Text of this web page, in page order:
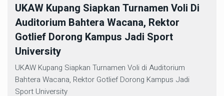
UKAW Kupang Siapkan Turnamen Voli Di
Auditorium Bahtera Wacana, Rektor
Gotlief Dorong Kampus Jadi Sport
University
UKAW Kupang Siapkan Turnamen Voli di Auditorium
Bahtera Wacana, Rektor Gotlief Dorong Kampus Jadi
Sport University